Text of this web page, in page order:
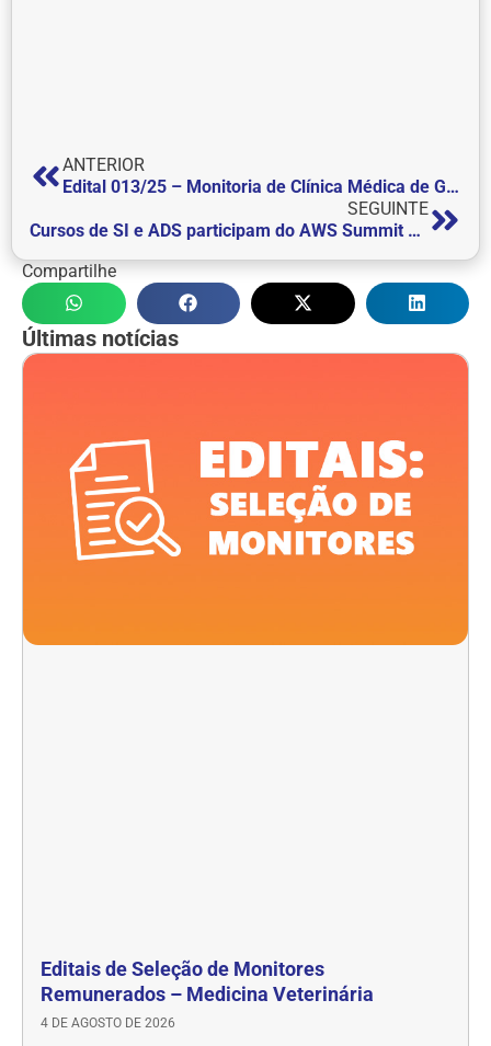
ANTERIOR
Edital 013/25 – Monitoria de Clínica Médica de Grandes Animais
SEGUINTE
Cursos de SI e ADS participam do AWS Summit 2025 em São Paulo
Compartilhe
Últimas notícias
Editais de Seleção de Monitores
Remunerados – Medicina Veterinária
4 DE AGOSTO DE 2026